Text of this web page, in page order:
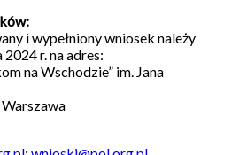
i wypełniony wniosek należy
r. na adres:
na Wschodzie” im. Jana